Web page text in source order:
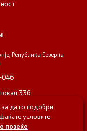
сектор
граѓанските
Република Северна
046
336
да го подобри
условите
повеќе